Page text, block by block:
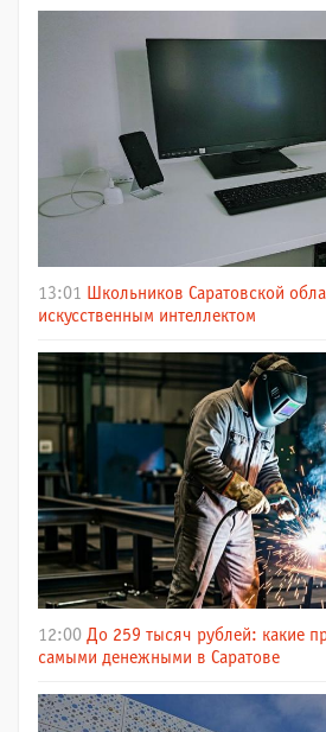
13:01 Школьников Саратовской
искусственным интеллектом
12:00 До 259 тысяч рублей: какие
самыми денежными в Саратове